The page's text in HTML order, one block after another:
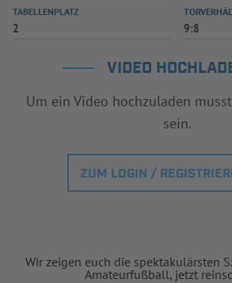
TABELLENPLATZ
2 9:8
VIDEO
Um ein Video hochzuladen
sein.
ZUM LOGIN /
Wir zeigen euch die spektakulärsten
Amateurfußball, jetzt